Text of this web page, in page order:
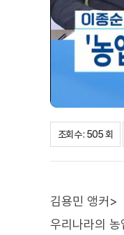
조회수 : 505 회
김용민 앵커>
우리나라의 농